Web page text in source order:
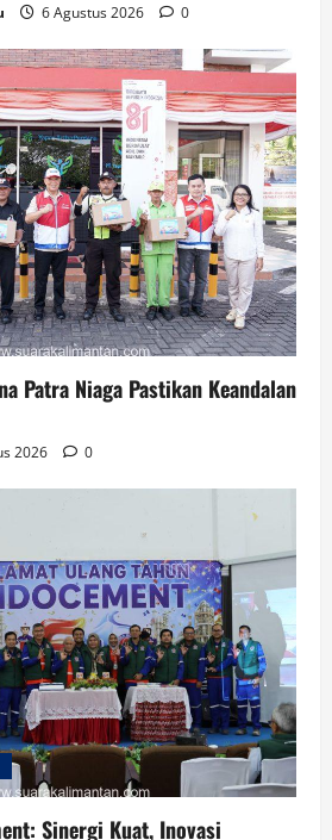
6 Agustus 2026 0
Patra Niaga Pastikan Keandalan
2026 0
Sinergi Kuat, Inovasi